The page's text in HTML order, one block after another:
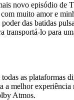
novo episódio de
muito amor e
das batidas
transportá-lo para
as plataformas
a melhor
Atmos.